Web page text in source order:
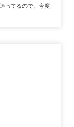
ってるので、今度